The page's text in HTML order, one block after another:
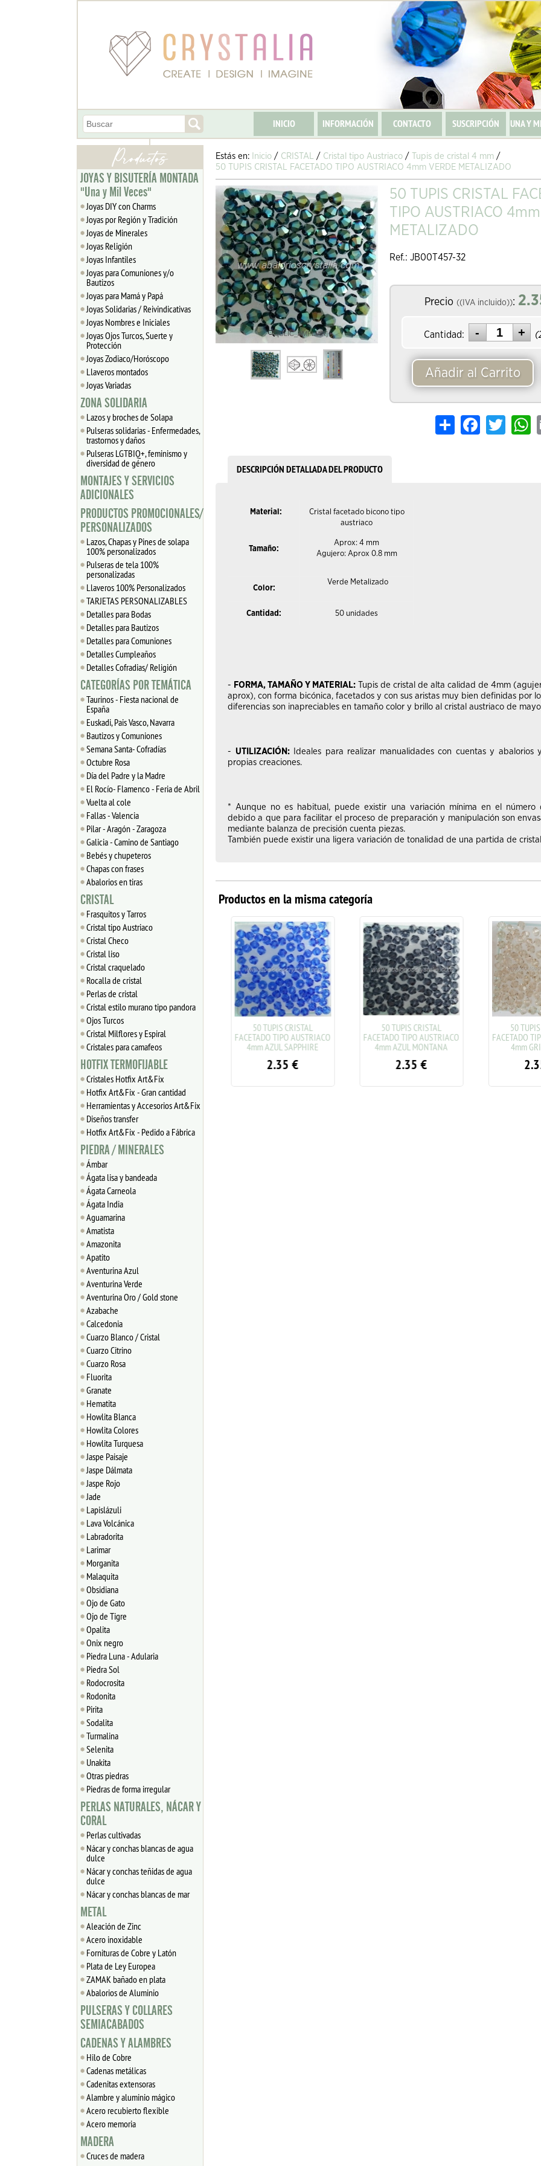
INICIO INFORMACIÓN CONTACTO SUSCRIPCIÓN UNA Y
JOYAS Y BISUTERÍA MONTADA
"Una y Mil Veces"
Joyas DIY con Charms
Joyas por Región y Tradición
Joyas de Minerales
Joyas Religión
Joyas Infantiles
Joyas para Comuniones y/o
Bautizos
Joyas para Mamá y Papá
Joyas Solidarias / Reivindicativas
Joyas Nombres e Iniciales
Joyas Ojos Turcos, Suerte y
Protección
Joyas Zodiaco/Horóscopo
Llaveros montados
Joyas Variadas
ZONA SOLIDARIA
Lazos y broches de Solapa
Pulseras solidarias - Enfermedades,
trastornos y daños
Pulseras LGTBIQ+, feminismo y
diversidad de género
MONTAJES Y SERVICIOS
ADICIONALES
PRODUCTOS PROMOCIONALES/
PERSONALIZADOS
Lazos, Chapas y Pines de solapa
100% personalizados
Pulseras de tela 100%
personalizadas
Llaveros 100% Personalizados
TARJETAS PERSONALIZABLES
Detalles para Bodas
Detalles para Bautizos
Detalles para Comuniones
Detalles Cumpleaños
Detalles Cofradias/ Religión
CATEGORÍAS POR TEMÁTICA
Taurinos - Fiesta nacional de
España
Euskadi, Pais Vasco, Navarra
Bautizos y Comuniones
Semana Santa- Cofradías
Octubre Rosa
Día del Padre y la Madre
El Rocío- Flamenco - Feria de Abril
Vuelta al cole
Fallas - Valencia
Pilar - Aragón - Zaragoza
Galicia - Camino de Santiago
Bebés y chupeteros
Chapas con frases
Abalorios en tiras
CRISTAL
Frasquitos y Tarros
Cristal tipo Austriaco
Cristal Checo
Cristal liso
Cristal craquelado
Rocalla de cristal
Perlas de cristal
Cristal estilo murano tipo pandora
Ojos Turcos
Cristal Milflores y Espiral
Cristales para camafeos
HOTFIX TERMOFIJABLE
Cristales Hotfix Art&Fix
Hotfix Art&Fix - Gran cantidad
Herramientas y Accesorios Art&Fix
Diseños transfer
Hotfix Art&Fix - Pedido a Fábrica
PIEDRA / MINERALES
Ámbar
Ágata lisa y bandeada
Ágata Carneola
Ágata India
Aguamarina
Amatista
Amazonita
Apatito
Aventurina Azul
Aventurina Verde
Aventurina Oro / Gold stone
Azabache
Calcedonia
Cuarzo Blanco / Cristal
Cuarzo Citrino
Cuarzo Rosa
Fluorita
Granate
Hematita
Howlita Blanca
Howlita Colores
Howlita Turquesa
Jaspe Paisaje
Jaspe Dálmata
Jaspe Rojo
Jade
Lapislázuli
Lava Volcánica
Labradorita
Larimar
Morganita
Malaquita
Obsidiana
Ojo de Gato
Ojo de Tigre
Opalita
Onix negro
Piedra Luna - Adularia
Piedra Sol
Rodocrosita
Rodonita
Pirita
Sodalita
Turmalina
Selenita
Unakita
Otras piedras
Piedras de forma irregular
PERLAS NATURALES, NÁCAR Y
CORAL
Perlas cultivadas
Nácar y conchas blancas de agua
dulce
Nácar y conchas teñidas de agua
dulce
Nácar y conchas blancas de mar
METAL
Aleación de Zinc
Acero inoxidable
Fornituras de Cobre y Latón
Plata de Ley Europea
ZAMAK bañado en plata
Abalorios de Aluminio
PULSERAS Y COLLARES
SEMIACABADOS
CADENAS Y ALAMBRES
Hilo de Cobre
Cadenas metálicas
Cadenitas extensoras
Alambre y aluminio mágico
Acero recubierto flexible
Acero memoria
MADERA
Cruces de madera
Estás en: Inicio / CRISTAL / Cristal tipo Austriaco / Tupis de cristal 4 mm /
50 TUPIS CRISTAL FACETADO TIPO AUSTRIACO 4mm VERDE METALIZADO
[CLIC_AMPLIAR]
50 TUPIS CRISTAL
TIPO AUSTRIACO
METALIZADO
Ref.: JB00T457-32
Precio((IVA incluido)):
Cantidad: (
Añadir al Carrito
Share FacebookTwitter
DESCRIPCIÓN DETALLADA DEL PRODUCTO
Material:
Cristal facetado bicono tipo
austriaco
Tamaño:
Aprox: 4 mm
Agujero: Aprox 0.8 mm
Color:
Verde Metalizado
Cantidad: 50 unidades
- FORMA, TAMAÑO Y MATERIAL: Tupis de cristal de alta calidad de 4mm
aprox), con forma bicónica, facetados y con sus aristas muy bien definidas por
diferencias son inapreciables en tamaño color y brillo al cristal austriaco de
- UTILIZACIÓN:Ideales para realizar manualidades con cuentas y abalorios
propias creaciones.
* Aunque no es habitual, puede existir una variación mínima en el número
debido a que para facilitar el proceso de preparación y manipulación son
mediante balanza de precisión cuenta piezas.
También puede existir una ligera variación de tonalidad de una partida de
Productos en la misma categoría
50 TUPIS CRISTAL
FACETADO TIPO AUSTRIACO
4mm CRISOLITA
2.35€
50 TUPIS CRISTAL
FACETADO TIPO AUSTRIACO
4mm AZUL SAPPHIRE
2.35€
50 TUPIS CRISTAL
FACETADO TIPO AUSTRIACO
4mm AZUL MONTANA
2.35€
50
FACETADO
4mm